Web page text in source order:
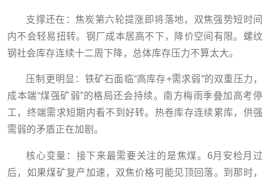
支撑还在：焦炭第六轮提涨即将落地，双焦强势短时间
内不会轻易扭转。钢厂成本居高不下，降价空间有限。螺纹
钢社会库存连续十二周下降，总体库存压力不算太大。
压制更明显：铁矿石面临“高库存+需求弱”的双重压力，
成本端“煤强矿弱”的格局还会持续。南方梅雨季叠加高考停
工，终端需求短期内看不到好转。热卷库存连续累库，供强
需弱的矛盾正在加剧。
核心变量：接下来最需要关注的是焦煤。6月安检月过
后，如果煤矿复产加速，双焦价格可能见顶回落。到那时，